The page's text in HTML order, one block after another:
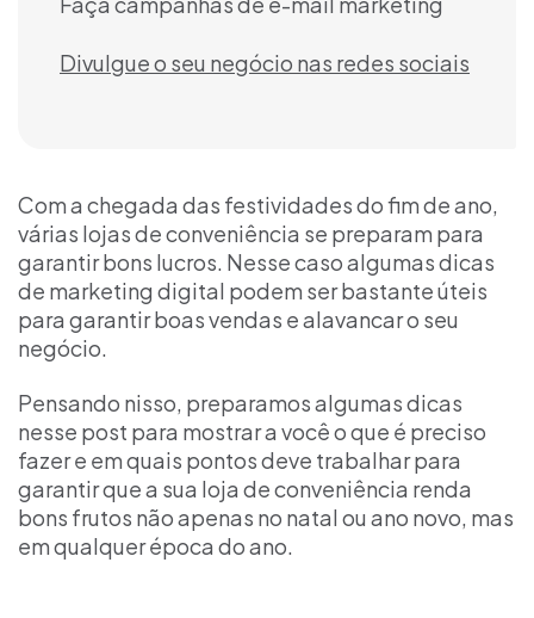
Com a chegada das festividades do fim de ano,
várias lojas de conveniência se preparam para
garantir bons lucros. Nesse caso algumasdicas
de marketing digital podem ser bastante úteis
para garantir boas vendas e alavancar o seu
negócio.
Pensando nisso, preparamos algumas dicas
nesse post para mostrar a você o que é preciso
fazer e em quais pontos deve trabalhar para
garantir que a sua loja de conveniência renda
bons frutos não apenas no natal ou ano novo, mas
em qualquer época do ano.
Divulgue o seu negócio nas redes sociais